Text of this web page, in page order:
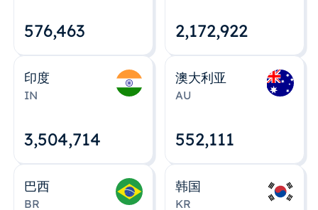
576,463 2,172,922
印度
IN
3,504,715
澳大利亚
AU
552,112
巴西
BR
韩国
KR